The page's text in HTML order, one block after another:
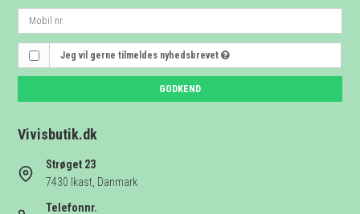
Jeg vil gerne tilmeldes nyhedsbrevet
GODKEND
Vivisbutik.dk
Strøget 23
7430 Ikast, Danmark
Telefonnr.